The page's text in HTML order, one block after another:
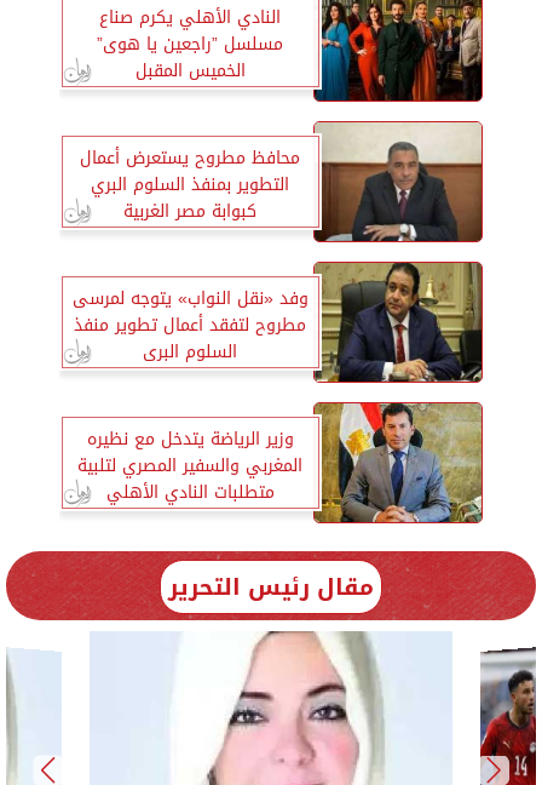
النادي الأهلي يكرم صناع
مسلسل ”راجعين يا هوى”
الخميس المقبل
محافظ مطروح يستعرض أعمال
التطوير بمنفذ السلوم البري
كبوابة مصر الغربية
وفد «نقل النواب» يتوجه لمرسى
مطروح لتفقد أعمال تطوير منفذ
السلوم البرى
وزير الرياضة يتدخل مع نظيره
المغربي والسفير المصري لتلبية
متطلبات النادي الأهلي
مقال رئيس التحرير